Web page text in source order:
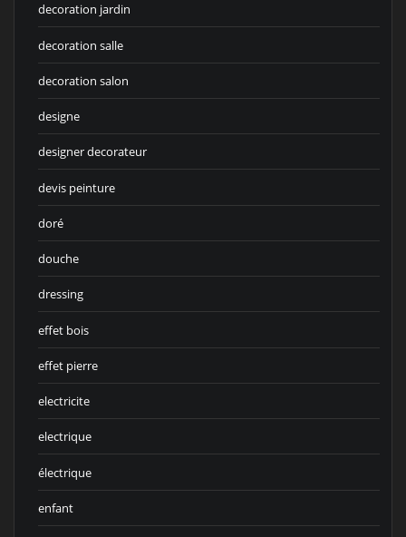
decoration jardin
decoration salle
decoration salon
designe
designer decorateur
devis peinture
doré
douche
dressing
effet bois
effet pierre
electricite
electrique
électrique
enfant